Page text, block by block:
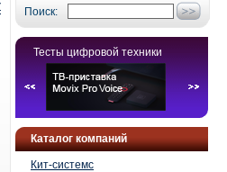
Поиск:
Тесты цифровой техники
Каталог компаний
Кит-системс